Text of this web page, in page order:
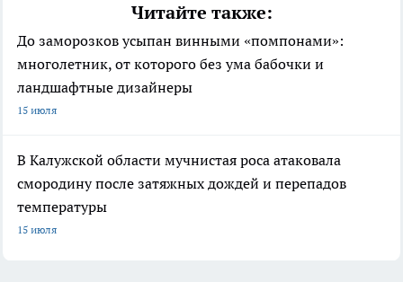
Читайте также:
До заморозков усыпан винными «помпонами»:
многолетник, от которого без ума бабочки и
ландшафтные дизайнеры
15 июля
В Калужской области мучнистая роса атаковала
смородину после затяжных дождей и перепадов
температуры
15 июля